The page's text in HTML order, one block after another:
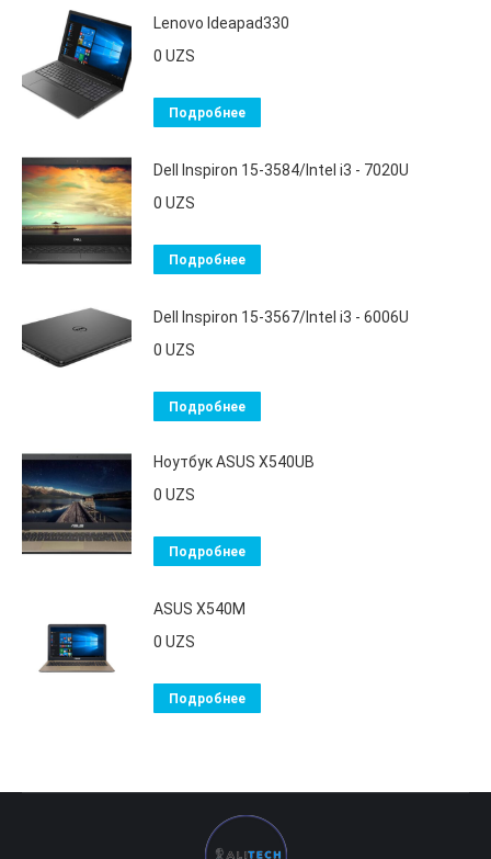
Lenovo Ideapad330
0 UZS
Подробнее
Dell Inspiron 15-3584/Intel i3 - 7020U
0 UZS
Подробнее
Dell Inspiron 15-3567/Intel i3 - 6006U
0 UZS
Подробнее
Ноутбук ASUS X540UB
0 UZS
Подробнее
ASUS X540M
0 UZS
Подробнее